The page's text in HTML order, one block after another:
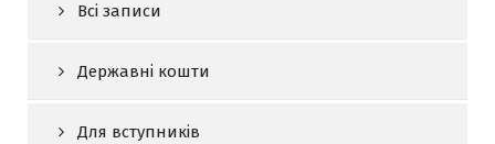
Всі записи
Державні кошти
Для вступників